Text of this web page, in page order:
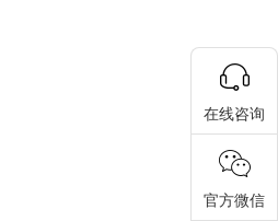
在线咨询
官方微信